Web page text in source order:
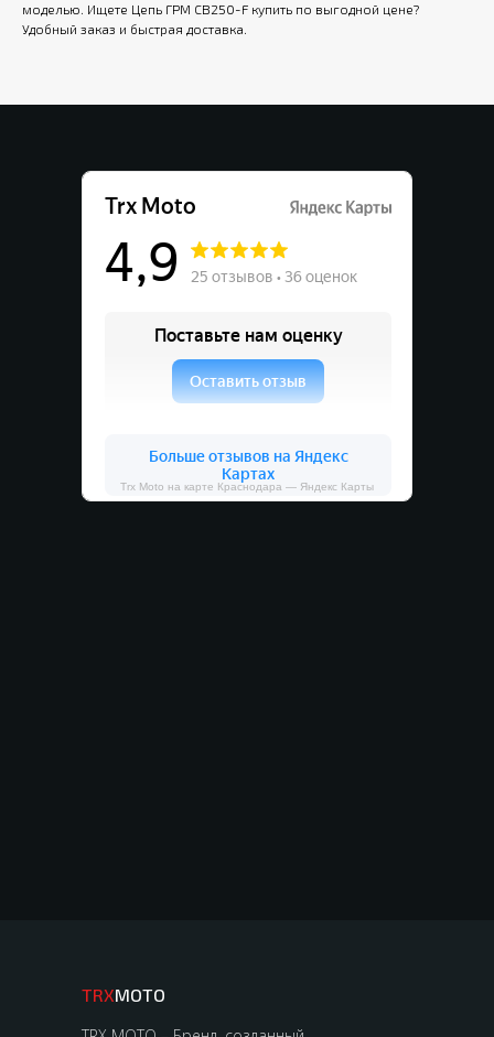
моделью. Ищете Цепь ГРМ CB250-F купить по выгодной цене?
Удобный заказ и быстрая доставка.
Trx Moto на карте Краснодара — Яндекс Карты
TRXMOTO